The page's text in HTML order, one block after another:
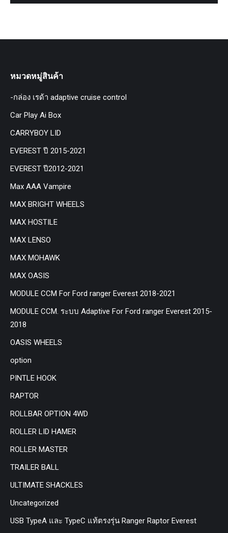
หมวดหมู่สินค้า
-กล่อง เรด้า adaptive cruise control
Car Play Ai Box
CARRYBOY LID
EVEREST ปี 2015-2021
EVEREST ปี2012-2021
Max AAA Vampire
MAX BRIGHT WHEELS
MAX HOSTILE
MAX LENSO
MAX MOHAWK
MAX OASIS
MODULE CCM For Ford ranger Everest 2018-2021
MODULE CCM. ระบบ Adaptive For Ford ranger Everest 2015-
2018
OASIS WHEELS
option
PINTLE HOOK
RAPTOR
ROLLBAR OPTION 4WD
ROLLER LID HAMER
ROLLER MASTER
TRAILER BALL
ULTIMATE SHACKLES
Uncategorized
USB TypeA และ TypeC แท้ตรงรุ่น Ranger Raptor Everest